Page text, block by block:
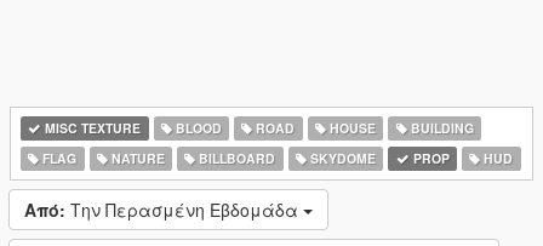
MISC TEXTURE BLOOD ROAD HOUSE
BUILDING
FLAG
NATURE BILLBOARD SKYDOME PROP HUD
Από: Την Περασμένη Εβδομάδα